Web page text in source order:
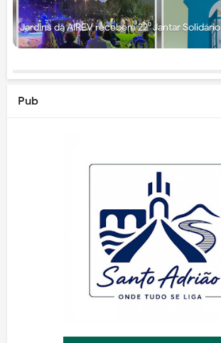
Jardins da AIREV recebem 22⁰ Jantar Solidário
Pub